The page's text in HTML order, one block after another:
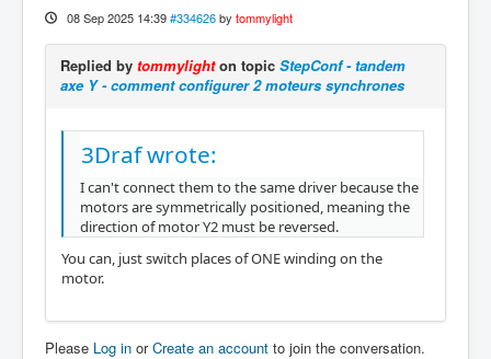
08 Sep 2025 14:39 #334626 by tommylight
Replied by tommylighton topic StepConf - tandem
axe Y - comment configurer 2 moteurs synchrones
3Draf wrote:
I can't connect them to the same driver because the
motors are symmetrically positioned, meaning the
direction of motor Y2 must be reversed.
You can, just switch places of ONE winding on the
motor.
Please Log in orCreate an account to join the conversation.